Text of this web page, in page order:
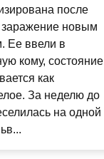
после
заражение новым
Ее ввели в
кому, состояние
как
За неделю до
на одной